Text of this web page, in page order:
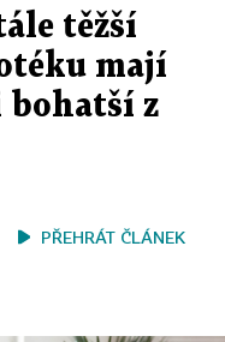
těžší
mají
z
PŘEHRÁT ČLÁNEK